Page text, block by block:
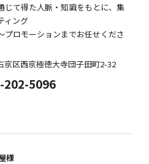
じて得た人脈・知識をもとに、集
ィング
ロモーションまでお任せくださ
京区西京極徳大寺団子田町2-32
202-5096
様